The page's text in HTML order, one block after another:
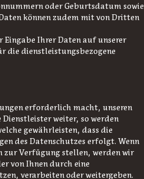
oder Geburtsdatum sowie
können zudem mit von Dritten
Ihrer Daten auf unserer
die dienstleistungsbezogene
erforderlich macht, unseren
weiter, so werden
gewährleisten, dass die
des Datenschutzes erfolgt. Wenn
zur Verfügung stellen, werden wir
von Ihnen durch eine
verarbeiten oder weitergeben.